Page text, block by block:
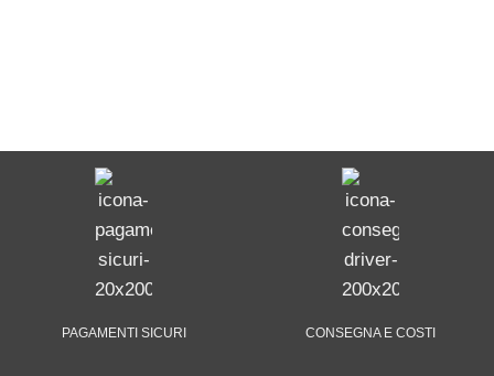
PAGAMENTI SICURI CONSEGNA E COSTI